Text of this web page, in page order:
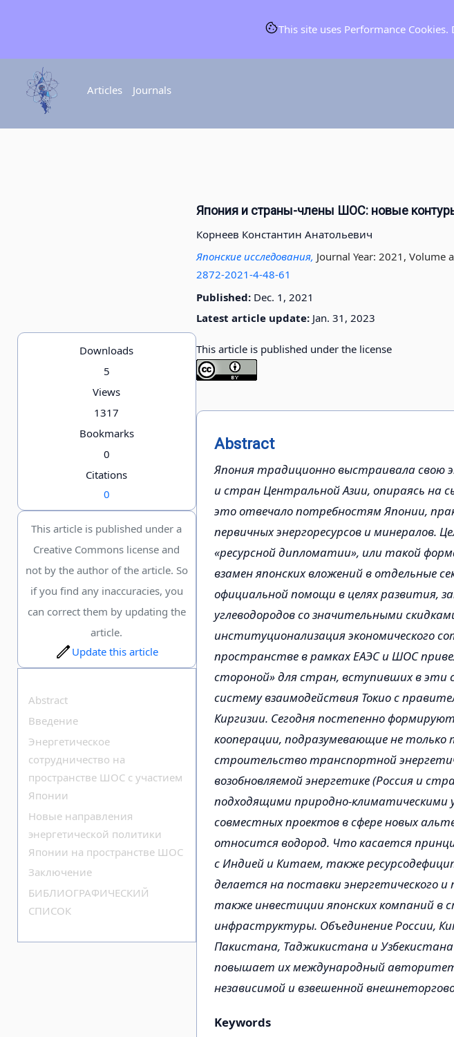
Articles Journals
Downloads
5
Views
1317
Bookmarks
0
Citations
0
This article is published under a
Creative Commons license and
not by the author of the article. So
if you find any inaccuracies, you
can correct them by updating the
article.
Update this article
Abstract
Введение
Энергетическое
сотрудничество на
пространстве ШОС с участием
Японии
Новые направления
энергетической политики
Японии на пространстве ШОС
Заключение
БИБЛИОГРАФИЧЕСКИЙ
СПИСОК
Япония и страны-члены ШОС: новые
Корнеев Константин Анатольевич
Японские исследования, Journal Year: 2021, Volume
2872-2021-4-48-61
Published:Dec. 1, 2021
Latest article update:Jan. 31, 2023
This article is published under the license
Abstract
Япония традиционно выстраивала свою
и стран Центральной Азии, опираясь на
это отвечало потребностям Японии,
первичных энергоресурсов и минералов.
«ресурсной дипломатии», или такой
взамен японских вложений в отдельные
официальной помощи в целях развития,
углеводородов со значительными
институционализация экономического
пространстве в рамках ЕАЭС и ШОС
стороной» для стран, вступивших в
систему взаимодействия Токио с
Киргизии. Сегодня постепенно
кооперации, подразумевающие не только
строительство транспортной
возобновляемой энергетике (Россия и
подходящими природно-климатическими
совместных проектов в сфере новых
относится водород. Что касается
с Индией и Китаем, также
делается на поставки энергетического
также инвестиции японских компаний в
инфраструктуры. Объединение России,
Пакистана, Таджикистана и
повышает их международный
независимой и взвешенной
Keywords
This site uses Performance